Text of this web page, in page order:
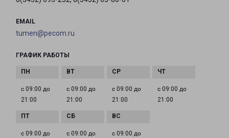
EMAIL
tumen@pecom.ru
ГРАФИК РАБОТЫ
с 09:00 до
21:00
с 09:00 до
21:00
с 09:00 до
21:00
с 09:00 до
21:00
с 09:00 до
с 09:00 до
с 09:00 до